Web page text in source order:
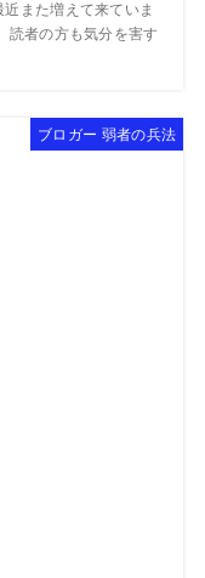
また増えて来ていま
読者の方も気分を害す
ブロガー 弱者の兵法